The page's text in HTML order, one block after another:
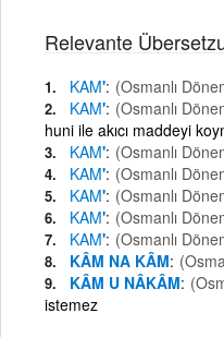
Relevante
KAM' (Osmanlı
KAM' (Osmanlı
huni ile akıcı maddeyi
KAM' (Osmanlı
KAM' (Osmanlı
KAM' (Osmanlı
KAM' (Osmanlı
KAM' (Osmanlı
KÂM NA KÂM
KÂM U NÂKÂM
istemez